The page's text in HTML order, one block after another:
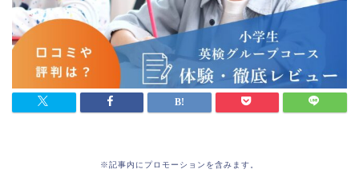
※記事内にプロモーションを含みます。